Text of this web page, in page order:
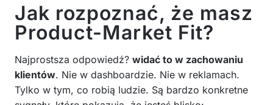
Jak rozpoznać, że masz
Product-Market Fit?
Najprostsza odpowiedź? widać to w zachowaniu
klientów. Nie w dashboardzie. Nie w reklamach.
Tylko w tym, co robią ludzie. Są bardzo konkretne